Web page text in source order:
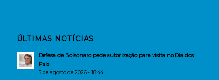
ÚLTIMAS NOTÍCIAS
Defesa de Bolsonaro pede autorização para visita no Dia dos
Pais
5 de agosto de 2026 - 18:44